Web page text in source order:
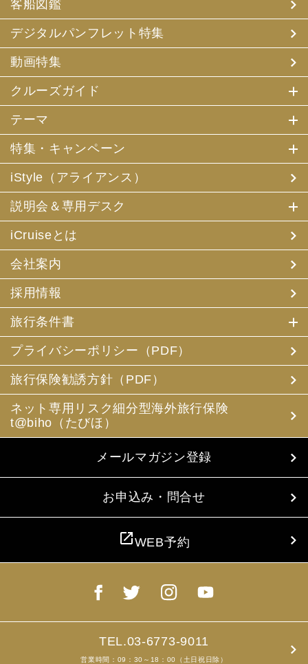
ンペーンのご案内
(2) 旅行参加後のご意見やご感想の提供のお願い
(3) アンケートのお願い
(4) 特典サービスの提供
(5) 統計資料の作成
にお客様の個人情報を利用させていただくことがありま
す。
個人情報について、本人確認、本人との連絡その他、採
す。
3. お客様個人情報の第三者への提供
(1) 当社は、お申込みいただいた旅行サービスの手配及び
それらのサービスの受領のための手続に必要な範囲内、ま
保険の手続き上必要な範囲内で、それら運送・宿泊機関、
保険会社等に対し、お客様の氏名、性別、年齢、住所、電
話番号またはメールアドレス、パスポート番号、クレジッ
トカード番号を電磁的方法等で送付することにより提供い
(2) 当社は、旅行先でのお客様のお買い物等の便宜のた
め、当社の保有するお客様の個人データを土産物店に提供
することがあります。この場合、お客様の氏名、パスポー
ト番号及び搭乗される航空便名等に係る個人データを、予
め電磁的方法等で送付することによって提供いたします。
お客様の旅行中の連絡先の方の個人情報をお伺いすること
があります。この個人情報は、お客様に疾病等があった場
合で連絡先の方へ連絡の必要があると当社が認めた場合に
使用させていただきます。お客様は、連絡先の方の個人情
報を当社らに提供することについて連絡先の方の同意を得
るものとします。
4. お客様個人情報の収集・利用について
当社は、お客様の個人情報を収集、利用するにあたり、以
下の取扱いをしておりますことを予めご承知おき願いま
(1) 収集目的、利用範囲をパンフレット、お申込書に明示
(2) お客様の同意がない限り、収集目的以外に使用いたし
し、同意を得ます。
(4) お客様が未成年者の場合、親権者の同意を得ます。
た、お申込のあった旅行の手配及び旅程の管理のために、
以下の当社のグループ企業とお客様情報を共有する場合が
ありますが、厳重に管理・保管いたします。
客船図鑑
デジタルパンフレット特集
動画特集
クルーズガイド
テーマ
特集・キャンペーン
iStyle（アライアンス）
説明会＆専用デスク
iCruiseとは
会社案内
採用情報
旅行条件書
プライバシーポリシー（PDF）
旅行保険勧誘方針（PDF）
ネット専用リスク細分型海外旅行保険
t@biho（たびほ）
メールマガジン登録
お申込み・問合せ
open_in_newWEB予約
TEL.03-6773-9011
営業時間：09：30～18：00（土日祝日除）